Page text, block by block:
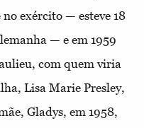
exército — esteve 18
— e em 1959
com quem viria
Lisa Marie Presley,
Gladys, em 1958,